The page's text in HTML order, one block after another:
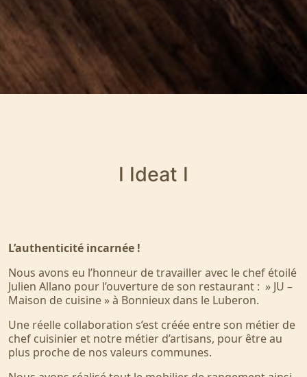
I Ideat I
L’authenticité incarnée !
Nous avons eu l’honneur de travailler avec le chef étoilé
Julien Allano pour l’ouverture de son restaurant : » JU –
Maison de cuisine » à Bonnieux dans le Luberon.
Une réelle collaboration s’est créée entre son métier de
chef cuisinier et notre métier d’artisans, pour être au
plus proche de nos valeurs communes.